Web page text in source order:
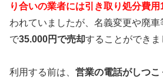
り合いの業者には引き取り処分費
われていましたが、名義変更や廃車
で35.000円で売却することができま
利用する前は、 営業の電話がしつこ